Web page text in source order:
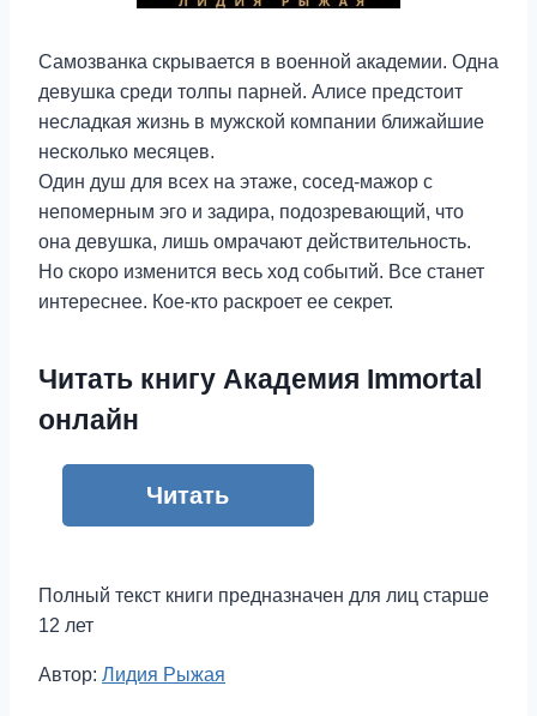
Самозванка скрывается в военной академии. Одна
девушка среди толпы парней. Алисе предстоит
несладкая жизнь в мужской компании ближайшие
несколько месяцев.
Один душ для всех на этаже, сосед-мажор с
непомерным эго и задира, подозревающий, что
она девушка, лишь омрачают действительность.
Но скоро изменится весь ход событий. Все станет
интереснее. Кое-кто раскроет ее секрет.
Читать книгу Академия Immortal
онлайн
Читать
Полный текст книги предназначен для лиц старше
12 лет
Метки
Автор: Лидия Рыжая